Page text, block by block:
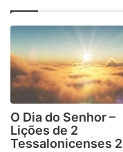
O Dia do Senhor –
Lições de 2
Tessalonicenses 2